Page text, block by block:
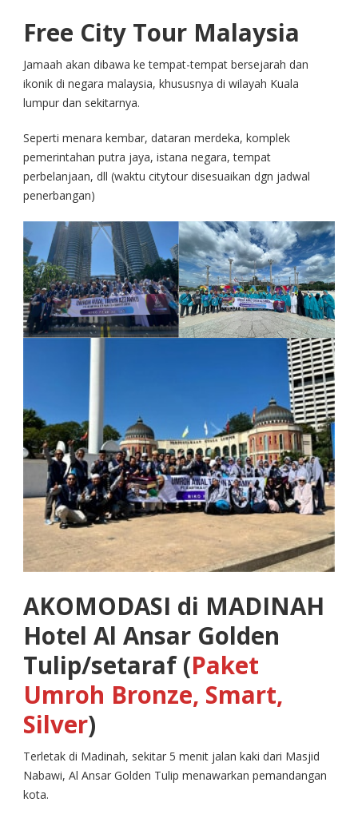
Free City Tour Malaysia
Jamaah akan dibawa ke tempat-tempat bersejarah dan
ikonik di negara malaysia, khususnya di wilayah Kuala
lumpur dan sekitarnya.
Seperti menara kembar, dataran merdeka, komplek
pemerintahan putra jaya, istana negara, tempat
perbelanjaan, dll (waktu citytour disesuaikan dgn jadwal
penerbangan)
AKOMODASI di MADINAH
Hotel Al Ansar Golden
Tulip/setaraf (Paket
Umroh Bronze, Smart,
Silver)
Terletak di Madinah, sekitar 5 menit jalan kaki dari Masjid
Nabawi, Al Ansar Golden Tulip menawarkan pemandangan
kota.